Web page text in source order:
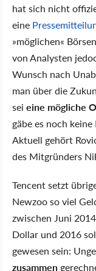
hat sich nicht
eine
»möglichen«
von Analysten
Wunsch nach
man über die
sei eine mögliche
gäbe es noch
Aktuell gehört
des Mitgründers
Tencent setzt
Newzoo so viel
zwischen Juni
Dollar und 2016
gewesen sein:
zusammen